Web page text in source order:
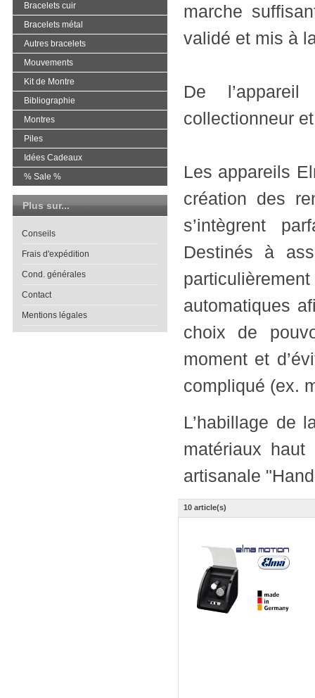
marche
validé et mis à
De
collectionneur
Les appareils
création des
s’intègrent
Destinés à
automatiques
choix de
moment et
compliqué (ex.
L’habillage de
matériaux
artisanale
10 article(s)
Bracelets cuir
Bracelets métal
Autres bracelets
Mouvements
Kit de Montre
Bibliographie
Montres
Piles
Idées Cadeaux
% Sale %
Plus sur...
Conseils
Frais d'expédition
Cond. générales
Contact
Mentions légales